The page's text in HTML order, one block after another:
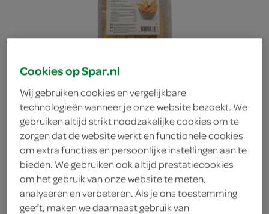
Chipsi chips bananen
Chipsi
Cookies op Spar.nl
Wij gebruiken cookies en vergelijkbare
technologieën wanneer je onze website bezoekt. We
gebruiken altijd strikt noodzakelijke cookies om te
zorgen dat de website werkt en functionele cookies
om extra functies en persoonlijke instellingen aan te
bieden. We gebruiken ook altijd prestatiecookies
om het gebruik van onze website te meten,
analyseren en verbeteren. Als je ons toestemming
geeft, maken we daarnaast gebruik van